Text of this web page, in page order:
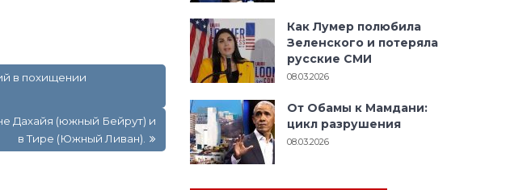
в похищении
Дахайя (южный Бейрут) и
в Тире (Южный Ливан).
Как Лумер полюбила
Зеленского и потеряла
русские СМИ
08.03.2026
От Обамы к Мамдани:
цикл разрушения
08.03.2026